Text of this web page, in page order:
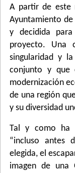
A partir de este
Ayuntamiento
y decidida
proyecto. Una
singularidad y
conjunto y que
modernización
de una región
y su diversidad
Tal y como ha
“incluso antes
elegida, el
imagen de una